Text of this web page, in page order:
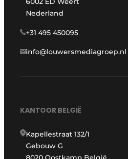
Nederland
+31 495 450095
info@louwersmediagroep.nl
KANTOOR BELGIË
Kapellestraat 132/1
Gebouw G